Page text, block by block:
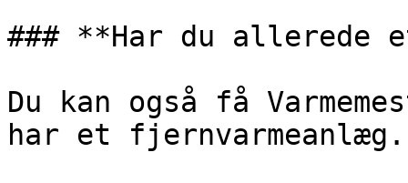
### **Har du allerede
Du kan også få
har et fjernvarmeanlæg.